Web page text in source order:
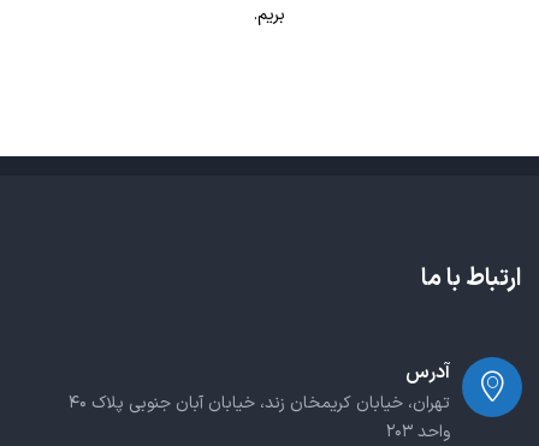
بریم.
ارتباط با ما
آدرس
تهران، خیابان کریمخان زند، خیابان آبان جنوبی پلاک ۴۰
واحد ۲۰۳